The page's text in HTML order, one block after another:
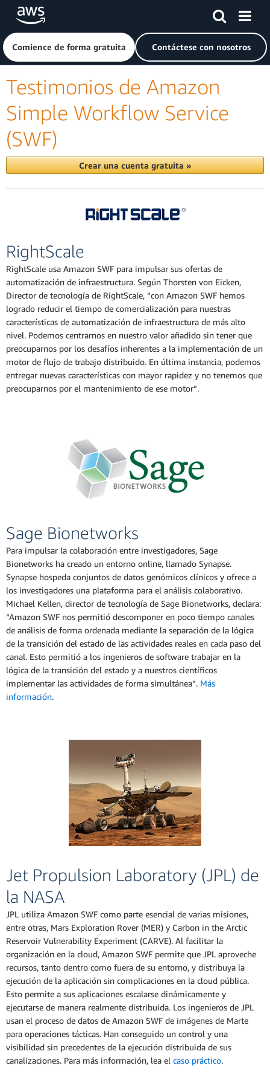
Saltar al contenido principal
Haga clic aquí para volver a la página de inicio de Amazon
Comience de forma gratuita Contáctese con nosotros
Testimonios de Amazon
Simple Workflow Service
(SWF)
Crear una cuenta gratuita »
RightScale
RightScale usa Amazon SWF para impulsar sus ofertas de
automatización de infraestructura. Según Thorsten von Eicken,
Director de tecnología de RightScale, “con Amazon SWF hemos
logrado reducir el tiempo de comercialización para nuestras
características de automatización de infraestructura de más alto
nivel. Podemos centrarnos en nuestro valor añadido sin tener que
preocuparnos por los desafíos inherentes a la implementación de un
motor de flujo de trabajo distribuido. En última instancia, podemos
entregar nuevas características con mayor rapidez y no tenemos que
preocuparnos por el mantenimiento de ese motor”.
Sage Bionetworks
Para impulsar la colaboración entre investigadores, Sage
Bionetworks ha creado un entorno online, llamado Synapse.
Synapse hospeda conjuntos de datos genómicos clínicos y ofrece a
los investigadores una plataforma para el análisis colaborativo.
Michael Kellen, director de tecnología de Sage Bionetworks, declara:
“Amazon SWF nos permitió descomponer en poco tiempo canales
de análisis de forma ordenada mediante la separación de la lógica
de la transición del estado de las actividades reales en cada paso del
canal. Esto permitió a los ingenieros de software trabajar en la
lógica de la transición del estado y a nuestros científicos
implementar las actividades de forma simultánea”. Más
información.
Jet Propulsion Laboratory (JPL) de
la NASA
JPL utiliza Amazon SWF como parte esencial de varias misiones,
entre otras, Mars Exploration Rover (MER) y Carbon in the Arctic
Reservoir Vulnerability Experiment (CARVE). Al facilitar la
organización en la cloud, Amazon SWF permite que JPL aproveche
recursos, tanto dentro como fuera de su entorno, y distribuya la
ejecución de la aplicación sin complicaciones en la cloud pública.
Esto permite a sus aplicaciones escalarse dinámicamente y
ejecutarse de manera realmente distribuida. Los ingenieros de JPL
usan el proceso de datos de Amazon SWF de imágenes de Marte
para operaciones tácticas. Han conseguido un control y una
visibilidad sin precedentes de la ejecución distribuida de sus
canalizaciones. Para más información, lea el caso práctico.